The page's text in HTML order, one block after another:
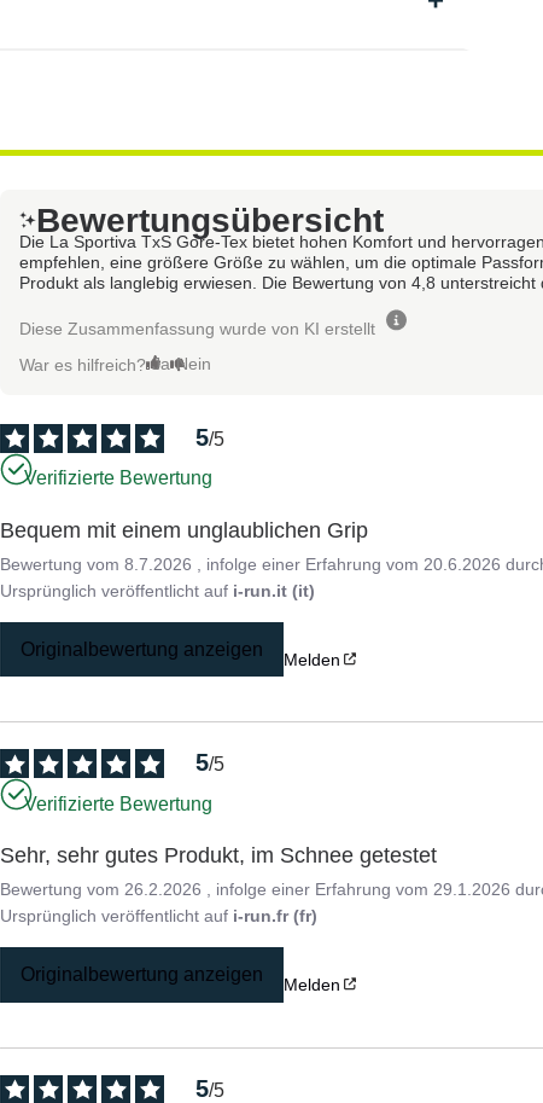
Bewertungsübersicht
Die La Sportiva TxS Gore-Tex bietet hohen Komfort und
empfehlen, eine größere Größe zu wählen, um die optimale
Produkt als langlebig erwiesen. Die Bewertung von 4,8 unterstreicht
Diese Zusammenfassung wurde von KI erstellt
War es hilfreich? Ja Nein
5/5
Verifizierte Bewertung
Bequem mit einem unglaublichen Grip
Bewertung vom8.7.2026 , infolge einer Erfahrung vom 20.6.2026
Ursprünglich veröffentlicht auf i-run.it (it)
Originalbewertung anzeigen Melden
5/5
Verifizierte Bewertung
Sehr, sehr gutes Produkt, im Schnee getestet
Bewertung vom26.2.2026 , infolge einer Erfahrung vom29.1.2026
Ursprünglich veröffentlicht auf i-run.fr (fr)
Originalbewertung anzeigen Melden
5/5